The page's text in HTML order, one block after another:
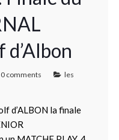
d’Albon
0 comments
les
d’ALBON la finale